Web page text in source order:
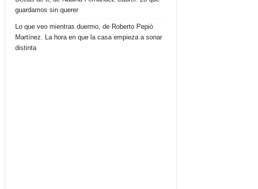
guardamos sin querer
Lo que veo mientras duermo, de Roberto Pepió
Martínez. La hora en que la casa empieza a sonar
distinta